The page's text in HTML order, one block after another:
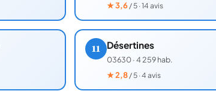
★3,6/ 5 · 14 avis
11 Désertines
03630·4 259 hab.
★2,8/ 5 · 4 avis